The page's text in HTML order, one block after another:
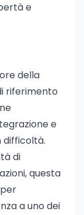
e
della
riferimento
e
difficoltà.
di
questa
a uno dei